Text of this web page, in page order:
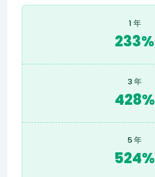
1 年
233%
3 年
428%
5 年
524%